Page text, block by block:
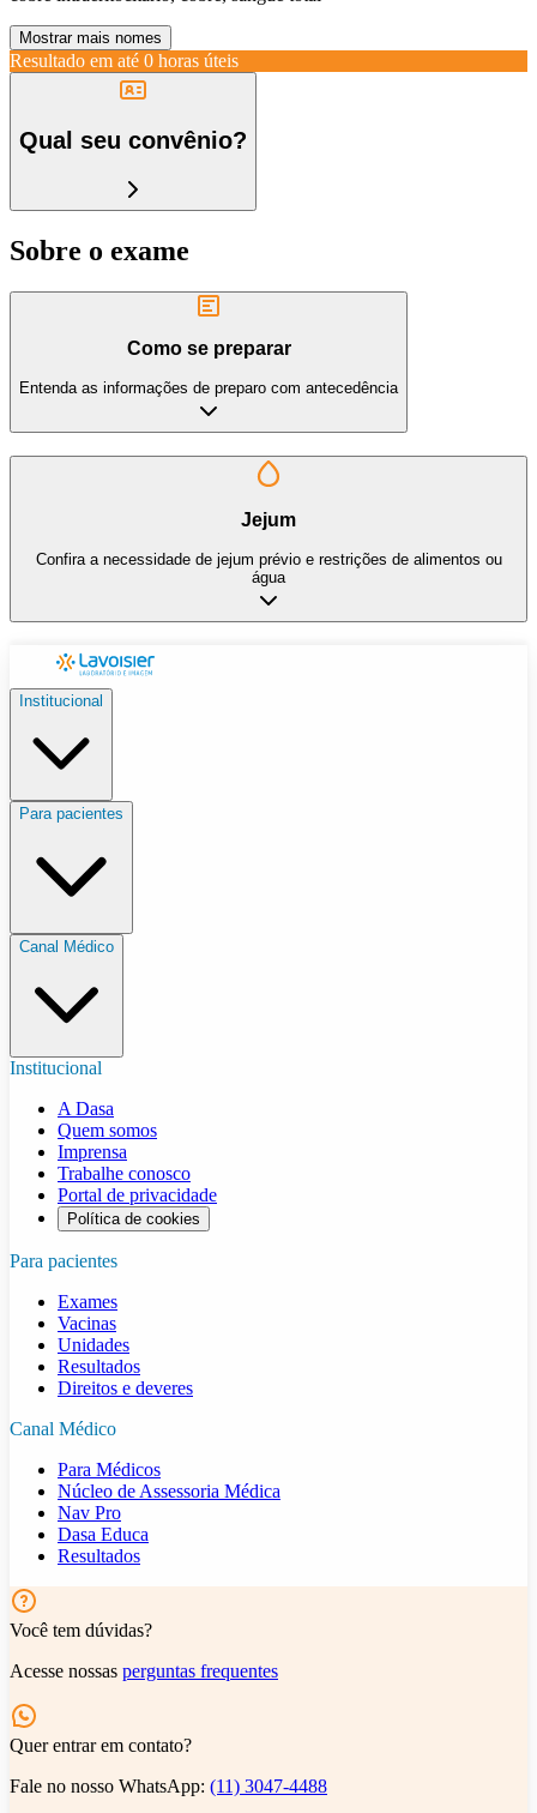
Mostrar mais nomes
Resultado em até 0 horas úteis
Qual seu convênio?
Sobre o exame
Como se preparar
Entenda as informações de preparo com antecedência
Jejum
Confira a necessidade de jejum prévio e restrições de alimentos ou
água
Institucional
Para pacientes
Canal Médico
Institucional
A Dasa
Quem somos
Imprensa
Trabalhe conosco
Portal de privacidade
Política de cookies
Para pacientes
Exames
Vacinas
Unidades
Resultados
Direitos e deveres
Canal Médico
Para Médicos
Núcleo de Assessoria Médica
Nav Pro
Dasa Educa
Resultados
Você tem dúvidas?
Acesse nossas perguntas frequentes
Quer entrar em contato?
Fale no nosso WhatsApp: (11) 3047-4488